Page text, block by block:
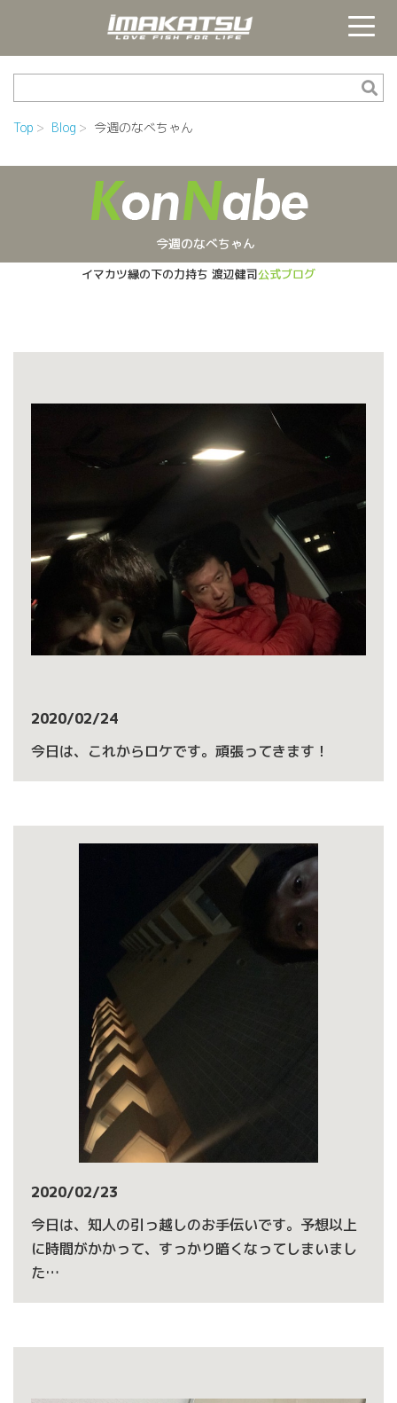
Top Blog 今週のなべちゃん
今週のなべちゃん
イマカツ縁の下の力持ち 渡辺健司公式ブログ
2020/02/24
今日は、これからロケです。頑張ってきます！
2020/02/23
今日は、知人の引っ越しのお手伝いです。予想以上
に時間がかかって、すっかり暗くなってしまいまし
た…